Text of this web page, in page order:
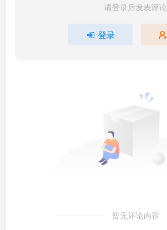
请登录后发表评论
登录
暂无评论内容